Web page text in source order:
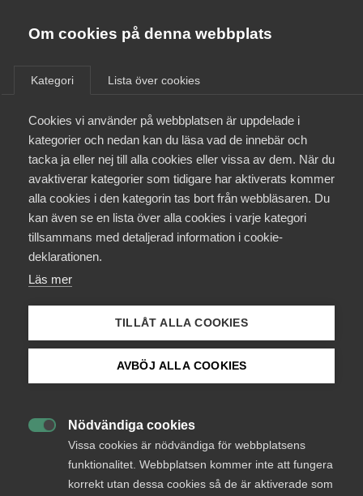
Om cookies på denna webbplats
Kategori Lista över cookies
Cookies vi använder på webbplatsen är uppdelade i
kategorier och nedan kan du läsa vad de innebär och
tacka ja eller nej till alla cookies eller vissa av dem. När du
avaktiverar kategorier som tidigare har aktiverats kommer
alla cookies i den kategorin tas bort från webbläsaren. Du
kan även se en lista över alla cookies i varje kategori
tillsammans med detaljerad information i cookie-
deklarationen.
Läs mer
TILLÅT ALLA COOKIES
AVBÖJ ALLA COOKIES
Nödvändiga cookies
Vissa cookies är nödvändiga för webbplatsens
funktionalitet. Webbplatsen kommer inte att fungera
korrekt utan dessa cookies så de är aktiverade som
Almega Utbildning
Innovations­företagen
Kompetens­företagen
Medie­företagen
Säkerhets­företagen
Tåg­företagen
Om Almega
Aktuellt
Medlemskapet
Mina sidor
Kurser & utbildningar
Logga in på Arbetsgivarguiden
Sök på almega.se
Departements­promemoria
Ändringar i fråga om
sysselsättning för
asylsökande och
kommunplacering av
ensamkommande barn